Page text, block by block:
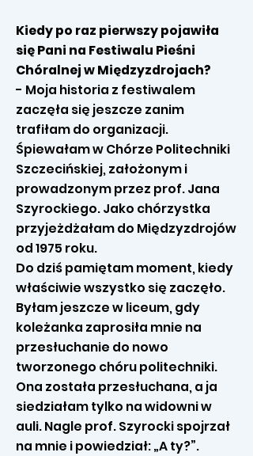
Kiedy po raz pierwszy pojawiła
się Pani na Festiwalu Pieśni
Chóralnej w Międzyzdrojach?
- Moja historia z festiwalem
zaczęła się jeszcze zanim
trafiłam do organizacji.
Śpiewałam w Chórze Politechniki
Szczecińskiej, założonym i
prowadzonym przez prof. Jana
Szyrockiego. Jako chórzystka
przyjeżdżałam do Międzyzdrojów
od 1975 roku.
Do dziś pamiętam moment, kiedy
właściwie wszystko się zaczęło.
Byłam jeszcze w liceum, gdy
koleżanka zaprosiła mnie na
przesłuchanie do nowo
tworzonego chóru politechniki.
Ona została przesłuchana, a ja
siedziałam tylko na widowni w
auli. Nagle prof. Szyrocki spojrzał
na mnie i powiedział: „A ty?”.